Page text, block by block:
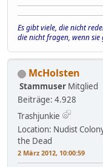
Es gibt viele, die nicht
die nicht fragen, wenn
McHolsten
Stammuser Mitglied
Beiträge: 4.928
Trashjunkie
Location: Nudist
the Dead
2 März 2012, 10:00:59